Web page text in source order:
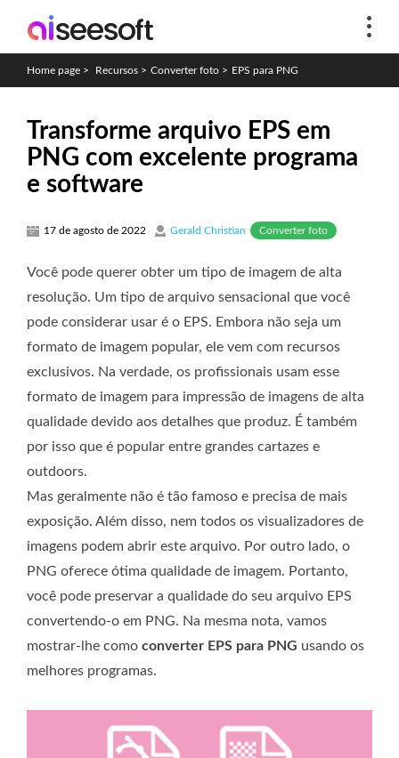
Home page > Recursos > Converter foto > EPS para PNG
Transforme arquivo EPS em
PNG com excelente programa
e software
17 de agosto de 2022 Gerald Christian Converter foto
Você pode querer obter um tipo de imagem de alta
resolução. Um tipo de arquivo sensacional que você
pode considerar usar é o EPS. Embora não seja um
formato de imagem popular, ele vem com recursos
exclusivos. Na verdade, os profissionais usam esse
formato de imagem para impressão de imagens de alta
qualidade devido aos detalhes que produz. É também
por isso que é popular entre grandes cartazes e
outdoors.
Mas geralmente não é tão famoso e precisa de mais
exposição. Além disso, nem todos os visualizadores de
imagens podem abrir este arquivo. Por outro lado, o
PNG oferece ótima qualidade de imagem. Portanto,
você pode preservar a qualidade do seu arquivo EPS
convertendo-o em PNG. Na mesma nota, vamos
mostrar-lhe como converter EPS para PNG usando os
melhores programas.